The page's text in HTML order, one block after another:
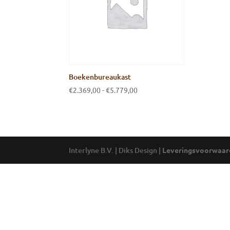
Boekenbureaukast
€2.369,00-€5.779,00Prijsklasse:
Interlyne B.V. | Diks Design |